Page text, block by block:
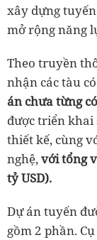
xây dựng
mở rộng năng
Theo truyền
nhận các tàu
án chưa từng
được triển khai
thiết kế, cùng
nghệ,với tổng
tỷ USD).
Dự án tuyến
gồm 2 phần.